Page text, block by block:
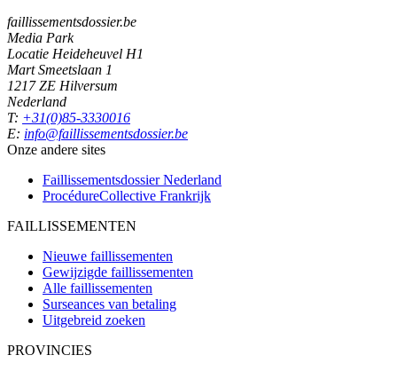
faillissementsdossier.be
Media Park
Locatie Heideheuvel H1
Mart Smeetslaan 1
1217 ZE Hilversum
Nederland
T: +31(0)85-3330016
E: info@faillissementsdossier.be
Onze andere sites
Faillissementsdossier Nederland
ProcédureCollective Frankrijk
FAILLISSEMENTEN
Nieuwe faillissementen
Gewijzigde faillissementen
Alle faillissementen
Surseances van betaling
Uitgebreid zoeken
PROVINCIES